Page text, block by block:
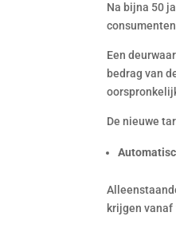
Na bijna 50
Een
bedrag van
De nieuwe
krijgen